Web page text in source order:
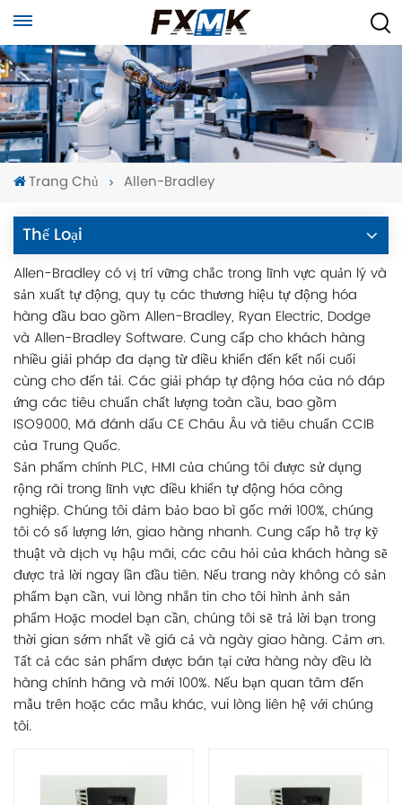
Trang Chủ Allen-Bradley
Thể Loại
Allen-Bradley có vị trí vững chắc trong lĩnh vực quản lý và
sản xuất tự động, quy tụ các thương hiệu tự động hóa
hàng đầu bao gồm Allen-Bradley, Ryan Electric, Dodge
và Allen-Bradley Software. Cung cấp cho khách hàng
nhiều giải pháp đa dạng từ điều khiển đến kết nối cuối
cùng cho đến tải. Các giải pháp tự động hóa của nó đáp
ứng các tiêu chuẩn chất lượng toàn cầu, bao gồm
ISO9000, Mã đánh dấu CE Châu Âu và tiêu chuẩn CCIB
của Trung Quốc.
Sản phẩm chính PLC, HMI của chúng tôi được sử dụng
rộng rãi trong lĩnh vực điều khiển tự động hóa công
nghiệp. Chúng tôi đảm bảo bao bì gốc mới 100%, chúng
tôi có số lượng lớn, giao hàng nhanh. Cung cấp hỗ trợ kỹ
thuật và dịch vụ hậu mãi, các câu hỏi của khách hàng sẽ
được trả lời ngay lần đầu tiên. Nếu trang này không có sản
phẩm bạn cần, vui lòng nhắn tin cho tôi hình ảnh sản
phẩm Hoặc model bạn cần, chúng tôi sẽ trả lời bạn trong
thời gian sớm nhất về giá cả và ngày giao hàng. Cảm ơn.
Tất cả các sản phẩm được bán tại cửa hàng này đều là
hàng chính hãng và mới 100%. Nếu bạn quan tâm đến
mẫu trên hoặc các mẫu khác, vui lòng liên hệ với chúng
tôi.